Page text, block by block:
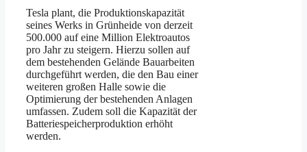
Tesla plant, die Produktionskapazität
seines Werks in Grünheide von derzeit
500.000 auf eine Million Elektroautos
pro Jahr zu steigern. Hierzu sollen auf
dem bestehenden Gelände Bauarbeiten
durchgeführt werden, die den Bau einer
weiteren großen Halle sowie die
Optimierung der bestehenden Anlagen
umfassen. Zudem soll die Kapazität der
Batteriespeicherproduktion erhöht
werden.